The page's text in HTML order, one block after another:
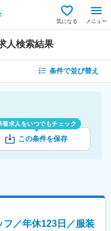
気になる メニュー
人検索結果
条件で並び替え
着求人をいつでもチェック
この条件を保存
フ／年休123日／服装